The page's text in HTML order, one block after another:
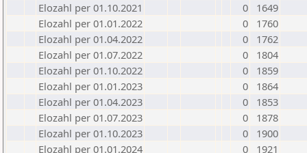
Elozahl per 01.10.2021
0
1649
Elozahl per 01.01.2022
0
1760
Elozahl per 01.04.2022
0
1762
Elozahl per 01.07.2022
0
1804
Elozahl per 01.10.2022
0
1859
Elozahl per 01.01.2023
0
1864
Elozahl per 01.04.2023
0
1853
Elozahl per 01.07.2023
0
1878
Elozahl per 01.10.2023
0
1900
Elozahl per 01.01.2024
0
1921